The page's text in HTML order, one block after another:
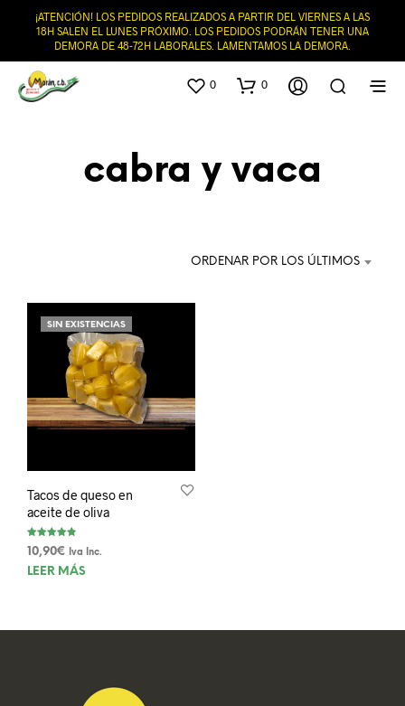
¡ATENCIÓN! LOS PEDIDOS REALIZADOS A PARTIR DEL VIERNES A LAS
18H SALEN EL LUNES PRÓXIMO. LOS PEDIDOS PODRÁN TENER UNA
DEMORA DE 48-72H LABORALES. LAMENTAMOS LA DEMORA.
0 0
cabra y vaca
ORDENAR POR LOS ÚLTIMOS
SIN EXISTENCIAS
Tacos de queso en
aceite de oliva
Valorado
con
de 5
10,90€ Iva Inc.
LEER MÁS